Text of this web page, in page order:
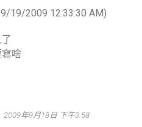
19/2009 12:33:30 AM)
啥
2009年9月18日 下午3:58